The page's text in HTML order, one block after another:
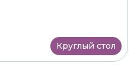
Круглый стол